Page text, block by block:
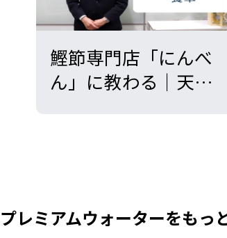
鰹節専門店「にんべ
ん」に教わる｜天然
プレミアムウォーターをもっ